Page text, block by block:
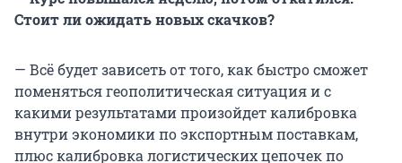
Стоит ли ожидать новых скачков?
— Всё будет зависеть от того, как быстро сможет
поменяться геополитическая ситуация и с
какими результатами произойдет калибровка
внутри экономики по экспортным поставкам,
плюс калибровка логистических цепочек по